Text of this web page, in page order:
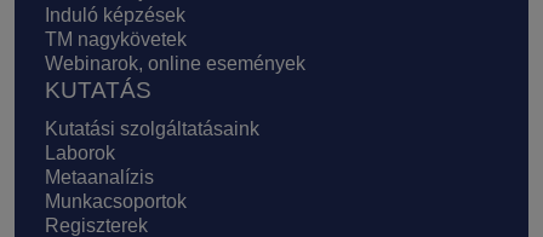
Induló képzések
TM nagykövetek
Webinarok, online események
KUTATÁS
Kutatási szolgáltatásaink
Laborok
Metaanalízis
Munkacsoportok
Regiszterek